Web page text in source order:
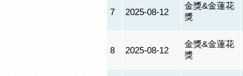
7 2025-08-12
金獎&金蓮花
獎
8 2025-08-12
金獎&金蓮花
獎